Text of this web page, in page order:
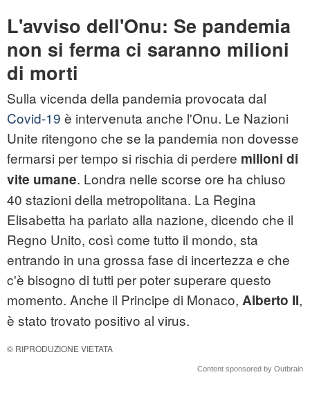
L'avviso dell'Onu: Se pandemia
non si ferma ci saranno milioni
di morti
Sulla vicenda della pandemia provocata dal
Covid-19 è intervenuta anche l'Onu. Le Nazioni
Unite ritengono che se la pandemia non dovesse
fermarsi per tempo si rischia di perdere milioni di
vite umane. Londra nelle scorse ore ha chiuso
40 stazioni della metropolitana. La Regina
Elisabetta ha parlato alla nazione, dicendo che il
Regno Unito, così come tutto il mondo, sta
entrando in una grossa fase di incertezza e che
c'è bisogno di tutti per poter superare questo
momento. Anche il Principe di Monaco, Alberto II,
è stato trovato positivo al virus.
© RIPRODUZIONE VIETATA
Content sponsored by Outbrain